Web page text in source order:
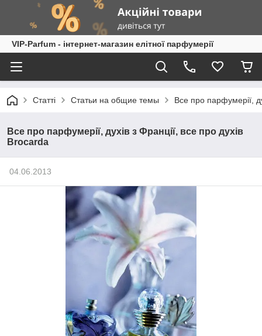
VIP-Parfum - інтернет-магазин елітної парфумерії
Статті Статьи на общие темы Все про парфумерії,
Все про парфумерії, духів з Франції, все про духів
Brocarda
04.06.2013